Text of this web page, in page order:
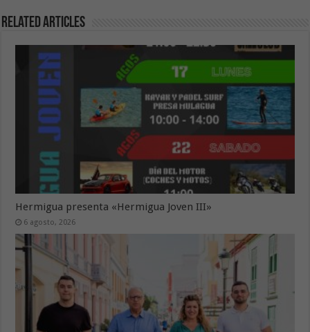
Related Articles
Hermigua presenta «Hermigua Joven III»
6 agosto, 2026